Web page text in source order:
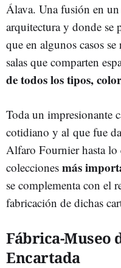
Álava. Una fusión en un
arquitectura y donde se
que en algunos casos
salas que comparten
de todos los tipos,
Toda un impresionante
cotidiano y al que fue
Alfaro Fournier hasta lo
colecciones más
se complementa con el
fabricación de dichas
Fábrica-Museo
Encartada